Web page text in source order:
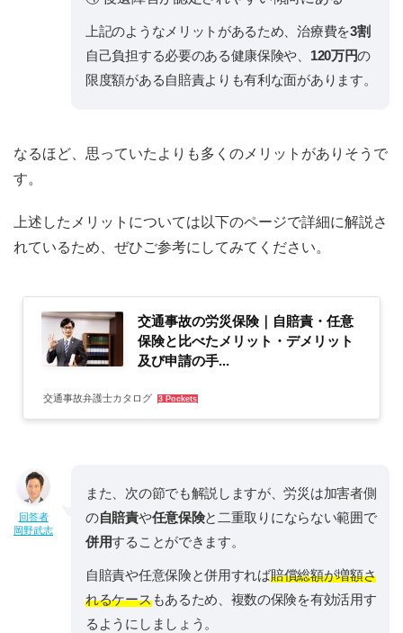
上記のようなメリットがあるため、治療費を3割
自己負担する必要のある健康保険や、 120万円の
限度額がある自賠責よりも有利な面があります。
なるほど、思っていたよりも多くのメリットがありそうで
す。
上述したメリットについては以下のページで詳細に解説さ
れているため、ぜひご参考にしてみてください。
交通事故の労災保険｜自賠責・任意
保険と比べたメリット・デメリット
及び申請の手...
交通事故弁護士カタログ 3 Pockets
回答者
岡野武志
また、次の節でも解説しますが、労災は加害者側
の自賠責や任意保険と二重取りにならない範囲で
併用することができます。
自賠責や任意保険と併用すれば賠償総額が増額さ
れるケースもあるため、複数の保険を有効活用す
るようにしましょう。